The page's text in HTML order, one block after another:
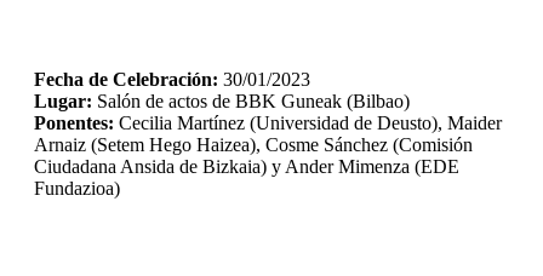
Fecha de Celebración: 30/01/2023
Lugar: Salón de actos de BBK Guneak (Bilbao)
Ponentes: Cecilia Martínez (Universidad de Deusto), Maider
Arnaiz (Setem Hego Haizea), Cosme Sánchez (Comisión
Ciudadana Ansida de Bizkaia) y Ander Mimenza (EDE
Fundazioa)